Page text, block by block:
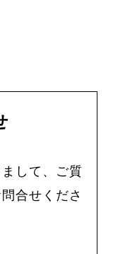
して、ご質
合せくださ